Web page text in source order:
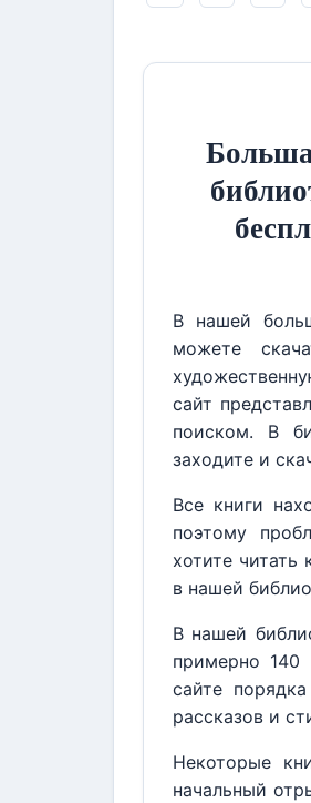
В нашей
можете
сайт
поиском. В
заходите и
Все книги
поэтому
хотите
в нашей
В нашей
примерно 140
сайте
рассказов и
Некоторые
начальный